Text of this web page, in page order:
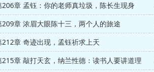
206章 孟钰：你的老师真垃圾，陈长生现身
209章 浓眉大眼陈十三，两个人的旅途
212章 奇迹出现，孟钰祈求上天
215章 敲打天玄，纳兰性德：读书人要讲道理